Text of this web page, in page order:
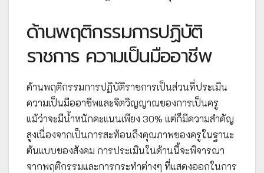
ด้านพฤติกรรมการปฏิบัติ
ราชการ ความเป็นมืออาชีพ
ด้านพฤติกรรมการปฏิบัติราชการเป็นส่วนที่ประเมิน
ความเป็นมืออาชีพและจิตวิญญาณของการเป็นครู
แม้ว่าจะมีน้ำหนักคะแนนเพียง 30% แต่ก็มีความสำคัญ
สูงเนื่องจากเป็นการสะท้อนถึงคุณภาพของครูในฐานะ
ต้นแบบของสังคม การประเมินในด้านนี้จะพิจารณา
จากพฤติกรรมและการกระทำต่างๆ ที่แสดงออกในการ